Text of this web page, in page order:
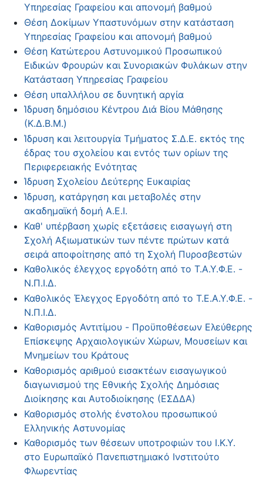
Υπηρεσίας Γραφείου και απονομή βαθμού
Θέση Δοκίμων Υπαστυνόμων στην κατάσταση
Υπηρεσίας Γραφείου και απονομή βαθμού
Θέση Κατώτερου Αστυνομικού Προσωπικού
Ειδικών Φρουρών και Συνοριακών Φυλάκων στην
Κατάσταση Υπηρεσίας Γραφείου
Θέση υπαλλήλου σε δυνητική αργία
Ίδρυση δημόσιου Κέντρου Διά Βίου Μάθησης
(Κ.Δ.Β.Μ.)
Ίδρυση και λειτουργία Τμήματος Σ.Δ.Ε. εκτός της
έδρας του σχολείου και εντός των ορίων της
Περιφερειακής Ενότητας
Ίδρυση Σχολείου Δεύτερης Ευκαιρίας
Ίδρυση, κατάργηση και μεταβολές στην
ακαδημαϊκή δομή Α.Ε.Ι.
Καθ' υπέρβαση χωρίς εξετάσεις εισαγωγή στη
Σχολή Αξιωματικών των πέντε πρώτων κατά
σειρά αποφοίτησης από τη Σχολή Πυροσβεστών
Καθολικός έλεγχος εργοδότη από το Τ.Α.Υ.Φ.Ε. -
Ν.Π.Ι.Δ.
Καθολικός Έλεγχος Εργοδότη από το Τ.Ε.Α.Υ.Φ.Ε. -
Ν.Π.Ι.Δ.
Καθορισμός Αντιτίμου - Προϋποθέσεων Ελεύθερης
Επίσκεψης Αρχαιολογικών Χώρων, Μουσείων και
Μνημείων του Κράτους
Καθορισμός αριθμού εισακτέων εισαγωγικού
διαγωνισμού της Εθνικής Σχολής Δημόσιας
Διοίκησης και Αυτοδιοίκησης (ΕΣΔΔΑ)
Καθορισμός στολής ένστολου προσωπικού
Ελληνικής Αστυνομίας
Καθορισμός των θέσεων υποτροφιών του Ι.Κ.Υ.
στο Ευρωπαϊκό Πανεπιστημιακό Ινστιτούτο
Φλωρεντίας